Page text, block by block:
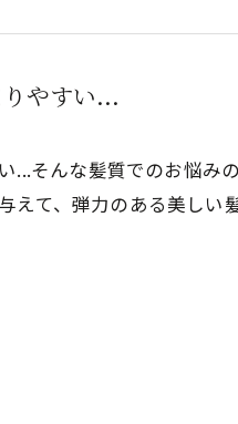
やすい...
...そんな髪質でのお悩み
えて、弾力のある美し